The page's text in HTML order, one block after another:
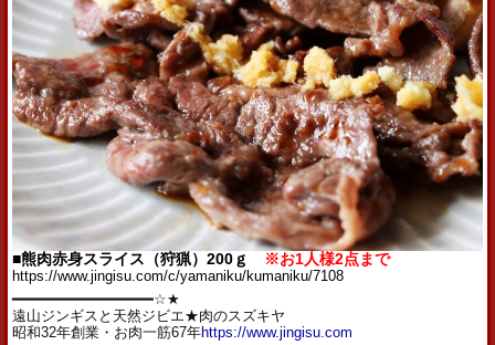
■熊肉赤身スライス（狩猟）200ｇ
※お1人様2点まで
https://www.jingisu.com/c/yamaniku/kumaniku/7108
━━━━━━━━━━━━━━━━☆★
遠山ジンギスと天然ジビエ★肉のスズキヤ
昭和32年創業・お肉一筋67年https://www.jingisu.com